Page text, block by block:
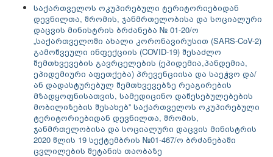
საქართველოს ოკუპირებული ტერიტორიებიდან
დევნილთა, შრომის, ჯანმრთელობისა და სოციალური
დაცვის მინისტრის ბრძანება № 01-20/ო
„საქართველოში ახალი კორონავირუსით (SARS-CoV-2)
გამოწვეული ინფექციის (COVID-19) შესაძლო
შემთხვევების გავრცელების (ეპიდემია,პანდემია,
ეპიდემიური აფეთქება) პრევენციისა და საეჭვო და/
ან დადასტურებულ შემთხვევებზე რეაგირების
მზადყოფნისათვის, სამედიცინო დაწესებულებების
მობილიზების შესახებ” საქართველოს ოკუპირებული
ტერიტორიებიდან დევნილთა, შრომის,
ჯანმრთელობისა და სოციალური დაცვის მინისტრის
2020 წლის 19 სექტემბრის №01-467/ო ბრძანებაში
ცვლილების შეტანის თაობაზე